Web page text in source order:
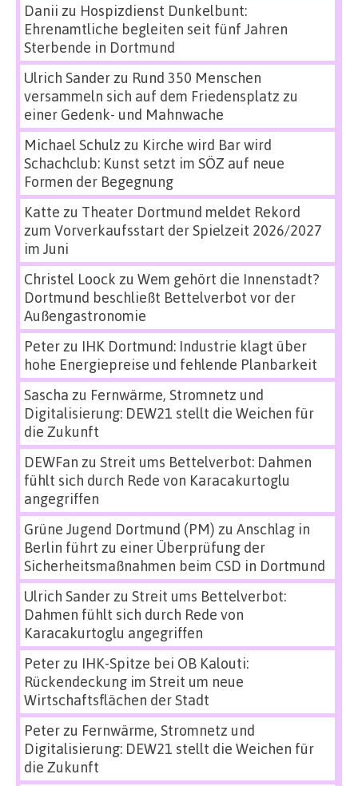
Danii zu Hospizdienst Dunkelbunt:
Ehrenamtliche begleiten seit fünf Jahren
Sterbende in Dortmund
Ulrich Sanderzu Rund 350 Menschen
versammeln sich auf dem Friedensplatz zu
einer Gedenk- und Mahnwache
Michael Schulz zu Kirche wird Bar wird
Schachclub: Kunst setzt im SÖZ auf neue
Formen der Begegnung
Katte zu Theater Dortmund meldet Rekord
zum Vorverkaufsstart der Spielzeit 2026/2027
im Juni
Christel Loock zu Wem gehört die Innenstadt?
Dortmund beschließt Bettelverbot vor der
Außengastronomie
Peterzu IHK Dortmund: Industrie klagt über
hohe Energiepreise und fehlende Planbarkeit
Sascha zu Fernwärme, Stromnetz und
Digitalisierung: DEW21 stellt die Weichen für
die Zukunft
DEWFan zu Streit ums Bettelverbot: Dahmen
fühlt sich durch Rede von Karacakurtoglu
angegriffen
Grüne Jugend Dortmund (PM) zu Anschlag in
Berlin führt zu einer Überprüfung der
Sicherheitsmaßnahmen beim CSD in Dortmund
Ulrich Sanderzu Streit ums Bettelverbot:
Dahmen fühlt sich durch Rede von
Karacakurtoglu angegriffen
Peterzu IHK-Spitze bei OB Kalouti:
Rückendeckung im Streit um neue
Wirtschaftsflächen der Stadt
Peterzu Fernwärme, Stromnetz und
Digitalisierung: DEW21 stellt die Weichen für
die Zukunft